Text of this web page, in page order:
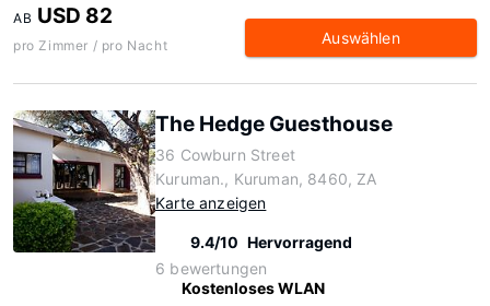
AB USD 82
pro Zimmer / pro Nacht Auswählen
The Hedge Guesthouse
36 Cowburn Street
Kuruman., Kuruman, 8460, ZA
Karte anzeigen
9.4/10 Hervorragend
6 bewertungen
Kostenloses WLAN